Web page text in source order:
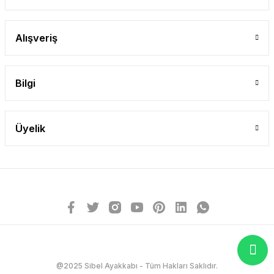
Alışveriş
Bilgi
Üyelik
@2025 Sibel Ayakkabı - Tüm Hakları Saklıdır.